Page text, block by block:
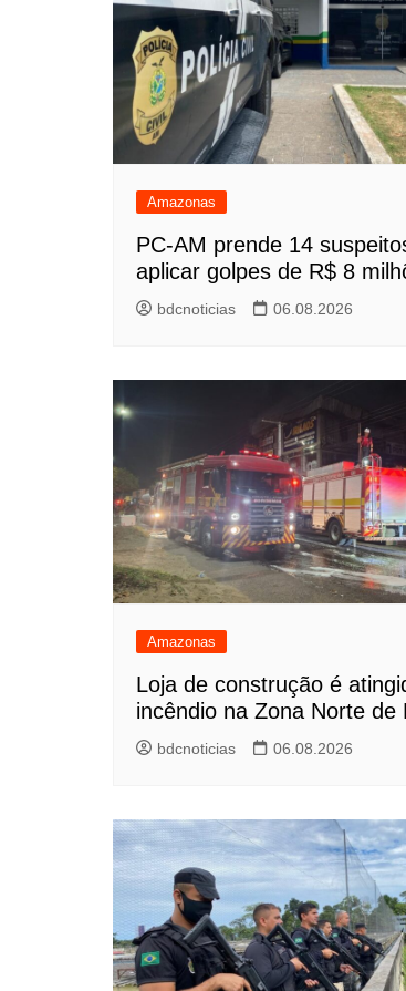
Amazonas
PC-AM prende 14
aplicar golpes de R$ 8
bdcnoticias 06.08.2026
Amazonas
Loja de construção é
incêndio na Zona Norte de
bdcnoticias 06.08.2026